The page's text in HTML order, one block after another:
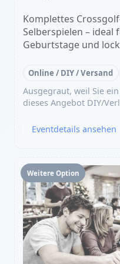
Komplettes
Selberspielen – ideal
Geburtstage und
Online / DIY / Versand
Ausgegraut, weil Sie
dieses Angebot DIY/
Eventdetails ansehen
Weitere Option